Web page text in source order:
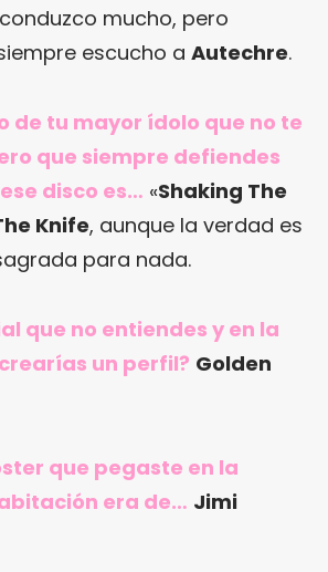
mucho, pero
escucho a Autechre.
de tu mayor ídolo que no te
que siempre defiendes
disco es… «Shaking The
Knife, aunque la verdad es
para nada.
que no entiendes y en la
un perfil? Golden
que pegaste en la
era de… Jimi